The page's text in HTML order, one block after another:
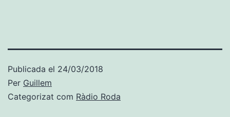
Publicada el 24/03/2018
Per Guillem
Categorizat com Ràdio Roda